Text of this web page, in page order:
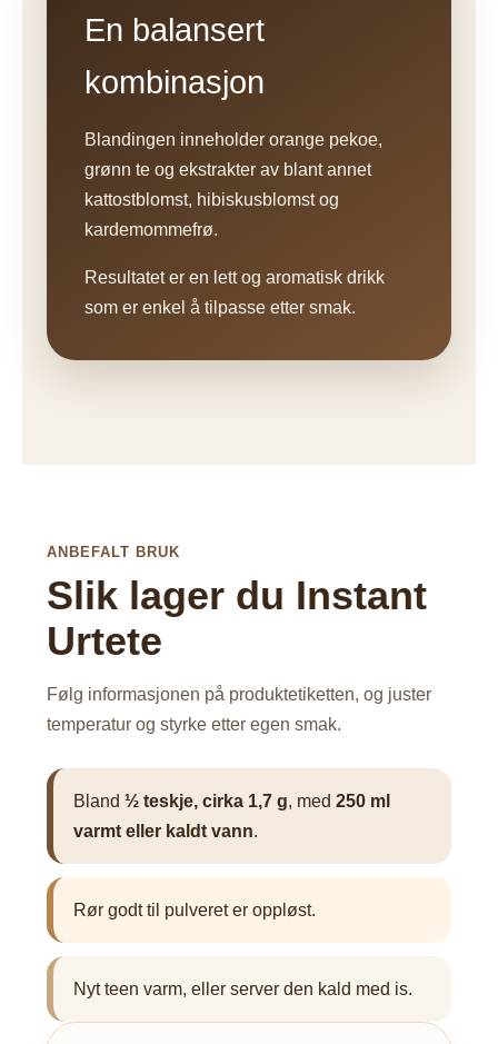
En balansert
kombinasjon
Blandingen inneholder orange pekoe,
grønn te og ekstrakter av blant annet
kattostblomst, hibiskusblomst og
kardemommefrø.
Resultatet er en lett og aromatisk drikk
som er enkel å tilpasse etter smak.
ANBEFALT BRUK
Slik lager du Instant
Urtete
Følg informasjonen på produktetiketten, og juster
temperatur og styrke etter egen smak.
Bland ½ teskje, cirka 1,7 g, med 250 ml
varmt eller kaldt vann.
Rør godt til pulveret er oppløst.
Nyt teen varm, eller server den kald med is.